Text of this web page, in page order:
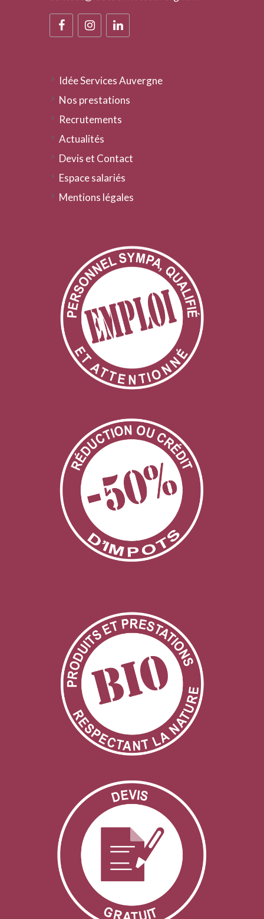
Idée Services Auvergne
Nos prestations
Recrutements
Actualités
Devis et Contact
Espace salariés
Mentions légales